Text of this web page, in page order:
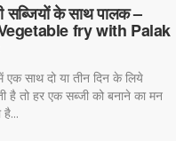
सब्जियों के साथ पालक –
fry with Palak
एक साथ दो या तीन दिन के लिये
है तो हर एक सब्जी को बनाने का मन
है...